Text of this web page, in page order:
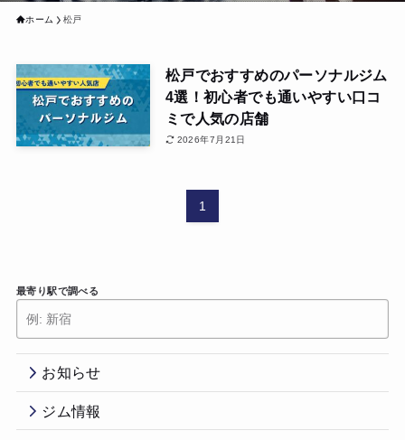
ホーム 松戸
松戸でおすすめのパーソナルジム
4選！初心者でも通いやすい口コ
ミで人気の店舗
2026年7月21日
1
最寄り駅で調べる
お知らせ
ジム情報